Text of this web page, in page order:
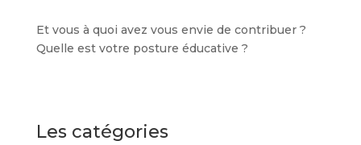
Et vous à quoi avez vous envie de contribuer ?
Quelle est votre posture éducative ?
Les catégories